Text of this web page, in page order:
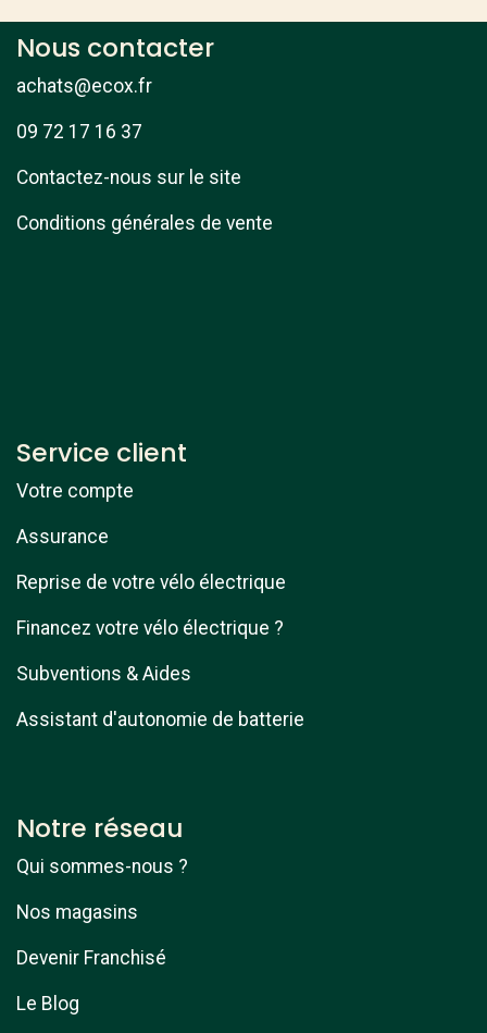
Nous contacter
achats@ecox.fr
09 72 17 16 37
Contactez-nous sur le site
Conditions générales de vente
Service client
Votre compte
Assurance
Reprise de votre vélo électrique
Financez votre vélo électrique ?
Subventions & Aides
Assistant d'autonomie de batterie
Notre réseau
Qui sommes-nous ?
Nos magasins
Devenir Franchisé
Le Blog